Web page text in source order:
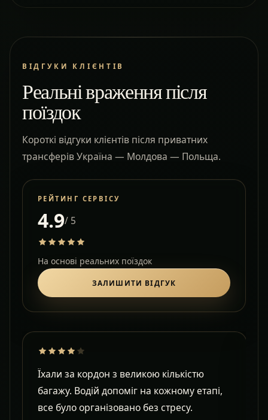
ВІДГУКИ КЛІЄНТІВ
Реальні враження після
поїздок
Короткі відгуки клієнтів після приватних
трансферів Україна — Молдова — Польща.
РЕЙТИНГ СЕРВІСУ
4.9/ 5
На основі реальних поїздок
ЗАЛИШИТИ ВІДГУК
Їхали за кордон з великою кількістю
багажу. Водій допоміг на кожному етапі,
все було організовано без стресу.